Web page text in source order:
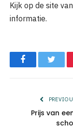
Kijk op de site van
informatie.
Facebook
Prijs van